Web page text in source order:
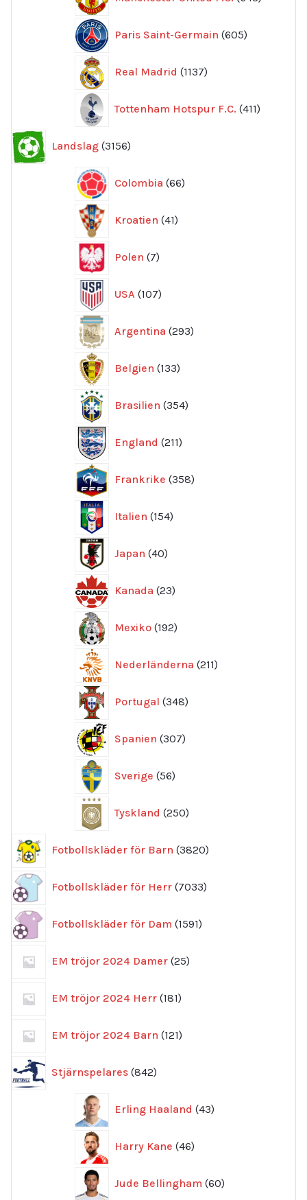
Paris Saint-Germain 605
produkter
Real Madrid 1137
produkter
Tottenham Hotspur F.C. 411
produkter
Landslag 3156
produkter
Colombia 66
produkter
Kroatien 41
produkter
Polen 7
produkter
USA 107
produkter
Argentina 293
produkter
Belgien 133
produkter
Brasilien 354
produkter
England 211
produkter
Frankrike 358
produkter
Italien 154
produkter
Japan 40
produkter
Kanada 23
produkter
Mexiko 192
produkter
Nederländerna 211
produkter
Portugal 348
produkter
Spanien 307
produkter
Sverige 56
produkter
Tyskland 250
produkter
Fotbollskläder för Barn 3820
produkter
Fotbollskläder för Herr 7033
produkter
Fotbollskläder för Dam 1591
produkter
EM tröjor 2024 Damer 25
produkter
EM tröjor 2024 Herr 181
produkter
EM tröjor 2024 Barn 121
produkter
Stjärnspelares 842
produkter
Erling Haaland 43
produkter
Harry Kane 46
produkter
Jude Bellingham 60
produkter